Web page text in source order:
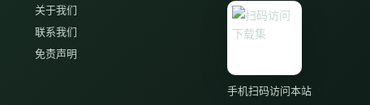
关于我们
联系我们
免责声明
手机扫码访问本站